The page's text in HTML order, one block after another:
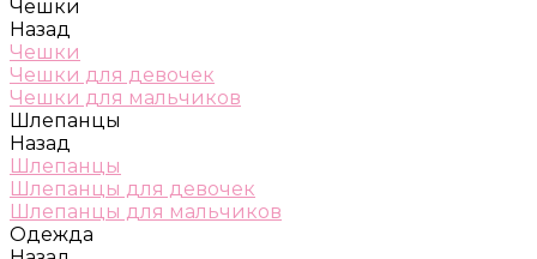
Чешки
Назад
Чешки
Чешки для девочек
Чешки для мальчиков
Шлепанцы
Назад
Шлепанцы
Шлепанцы для девочек
Шлепанцы для мальчиков
Одежда